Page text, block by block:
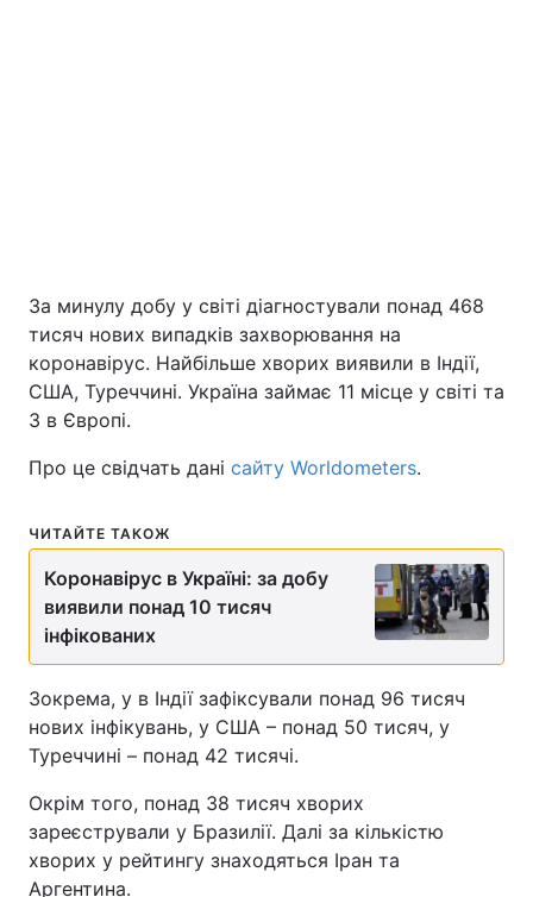
Одеса
Спорт Наука
Здоров'я Туризм
Цікавинки
Відео з Youtube Статті
Інтерв'ю Думки
Архів Вакансії
Контакти
За минулу добу у світі діагностували понад 468
тисяч нових випадків захворювання на
коронавірус. Найбільше хворих виявили в Індії,
США, Туреччині. Україна займає 11 місце у світі та
3 в Європі.
Про це свідчать дані сайту Worldometers.
ЧИТАЙТЕ ТАКОЖ
Коронавірус в Україні: за добу
виявили понад 10 тисяч
інфікованих
Зокрема, у в Індії зафіксували понад 96 тисяч
нових інфікувань, у США – понад 50 тисяч, у
Туреччині – понад 42 тисячі.
Окрім того, понад 38 тисяч хворих
зареєстрували у Бразилії. Далі за кількістю
хворих у рейтингу знаходяться Іран та
Аргентина.